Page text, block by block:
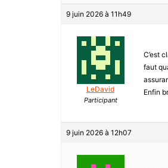
9 juin 2026 à 11h49
LeDavid
Participant
C’est
faut
Enfin
9 juin 2026 à 12h07